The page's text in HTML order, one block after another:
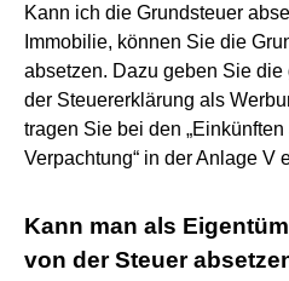
Kann ich die Grundsteuer
Immobilie, können Sie die
absetzen. Dazu geben Sie
der Steuererklärung als
tragen Sie bei den
Verpachtung“ in der Anlage V
Kann man als
von der Steuer